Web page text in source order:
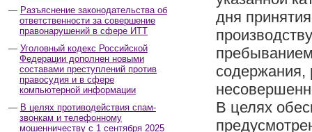
Разъяснение законодательства об
ответственности за совершение
правонарушений в сфере ИТТ
Уголовный кодекс Российской
Федерации дополнен новыми
составами преступлений против
правосудия и в сфере
компьютерной информации
В целях противодействия спам-
звонкам и телефонному
мошенничеству с 1 сентября 2025
дня
содержания,
В целях